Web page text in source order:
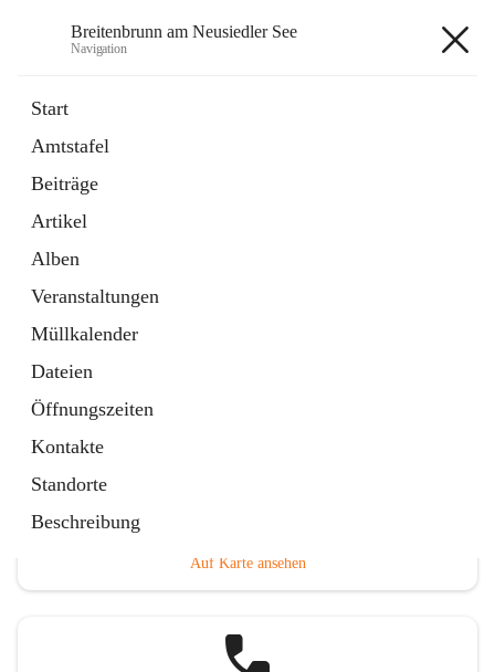
Breitenbrunn am Neusiedler See
Navigation
Start
Amtstafel
Beiträge
Artikel
Alben
Veranstaltungen
Müllkalender
Dateien
Öffnungszeiten
Kontakte
Standorte
Beschreibung
18 Schnellzugriffe
Gemeindeservice
Auf Karte ansehen